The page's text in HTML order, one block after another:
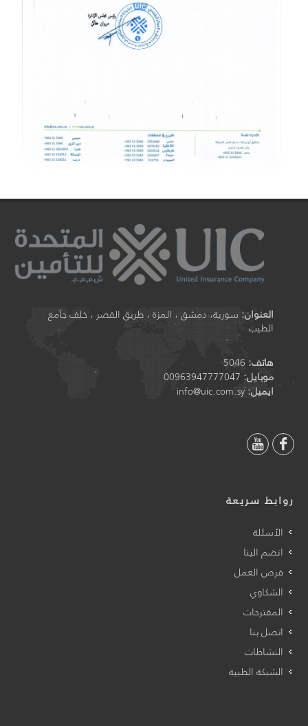
العنوان: سورية، دمشق ، المزة ، طريق القصر ، خلف جامع
الطيب
هاتف: 5046
موبايل: 00963947777047
ايميل:info@uic.com.sy
روابط سريعة
الأسئلة
انضم الينا
فرص العمل
الشكاوي
المقترحات
اتصل بنا
النشاطات
الشبكة الطبية